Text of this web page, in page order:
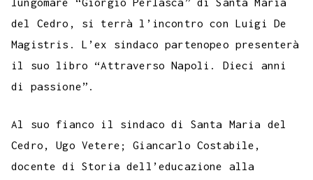
o
o
k
e
r
A
p
p
r
a
m
g
e
r
e
s
t
d
I
n
t
r
L
i
k
del Cedro, si terrà l’incontro con Luigi De
Magistris. L’ex sindaco partenopeo presenterà
il suo libro “Attraverso Napoli. Dieci anni
di passione”.
Al suo fianco il sindaco di Santa Maria del
Cedro, Ugo Vetere; Giancarlo Costabile,
docente di Storia dell’educazione alla